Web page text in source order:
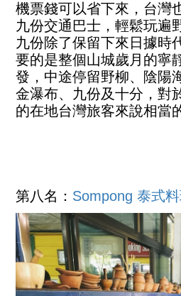
機票錢可以省下來，台灣
九份交通巴士，輕鬆玩遍
九份除了保留下來日據時
要的是整個山城歲月的寧
發，中途停留野柳、陰陽
金瀑布、九份及十分，對
的在地台灣旅客來說相當
第八名： Sompong 泰式